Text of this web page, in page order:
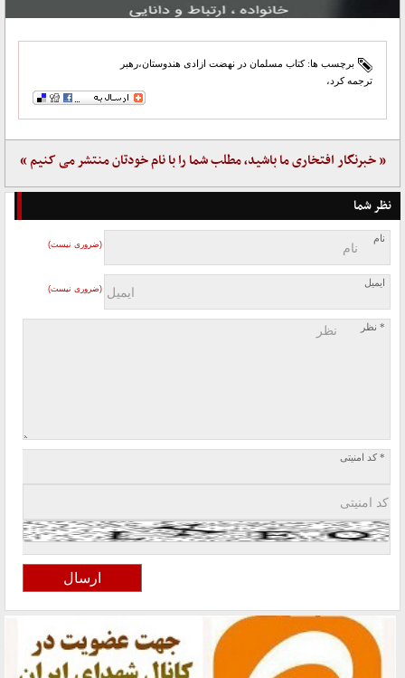
برچسب ها:کتاب مسلمان در نهضت ازادی هندوستان،رهبر
ترجمه کرد،
« خبرنگار افتخاری ما باشید، مطلب شما را با نام خودتان منتشر می کنیم »
نظر شما
نام
(ضروری نیست)
ایمیل
(ضروری نیست)
* نظر
* کد امنیتی